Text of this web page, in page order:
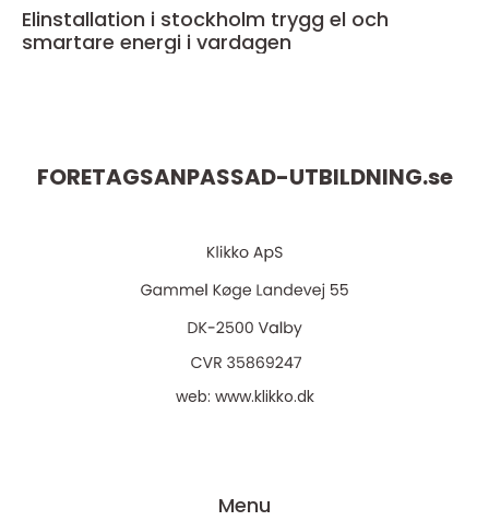
Elinstallation i stockholm trygg el och
smartare energi i vardagen
FORETAGSANPASSAD-UTBILDNING.se
web: www.klikko.dk
Menu